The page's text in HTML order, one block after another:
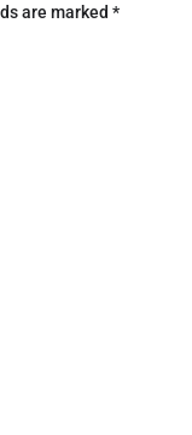
are marked*